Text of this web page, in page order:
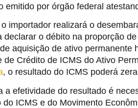
emitido por órgão federal
importador realizará o
declarar o débito na proporção
aquisição de ativo
de Crédito de ICMS do Ativo
, o resultado do ICMS poderá
a efetividade do resultado é
do ICMS e do Movimento